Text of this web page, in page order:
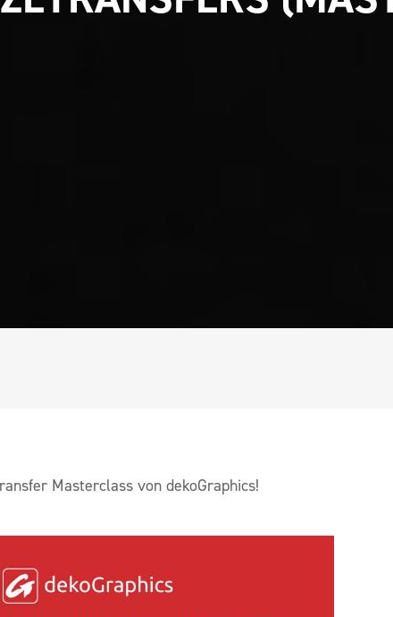
Masterclass von dekoGraphics!